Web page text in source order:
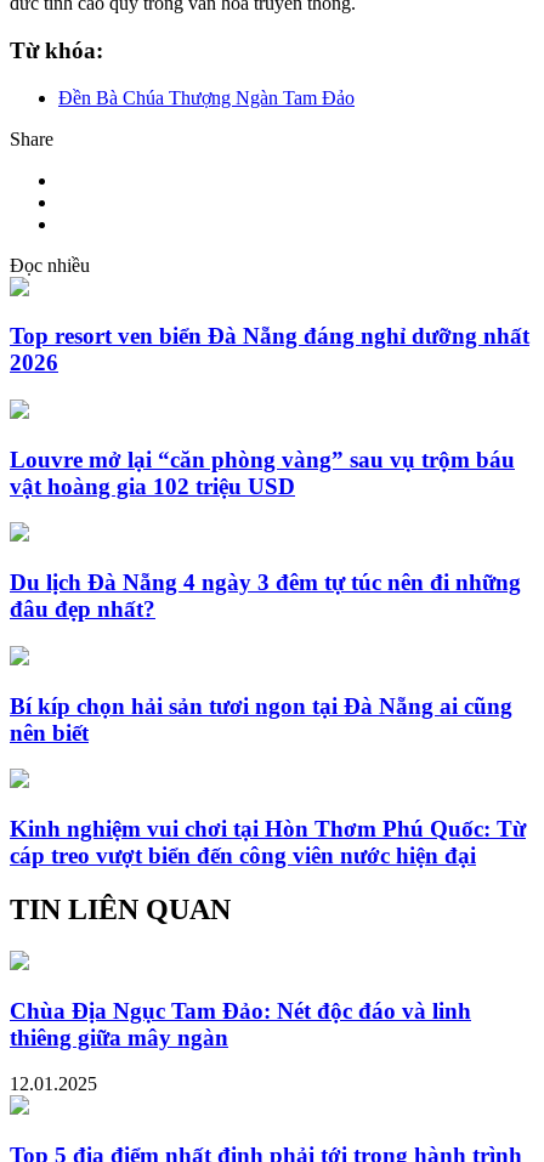
Từ khóa:
Đền Bà Chúa Thượng Ngàn Tam Đảo
Share
Đọc nhiều
Top resort ven biển Đà Nẵng đáng nghỉ dưỡng nhất
2026
Louvre mở lại “căn phòng vàng” sau vụ trộm báu
vật hoàng gia 102 triệu USD
Du lịch Đà Nẵng 4 ngày 3 đêm tự túc nên đi những
đâu đẹp nhất?
Bí kíp chọn hải sản tươi ngon tại Đà Nẵng ai cũng
nên biết
Kinh nghiệm vui chơi tại Hòn Thơm Phú Quốc: Từ
cáp treo vượt biển đến công viên nước hiện đại
TIN LIÊN QUAN
Chùa Địa Ngục Tam Đảo: Nét độc đáo và linh
thiêng giữa mây ngàn
12.01.2025
Top 5 địa điểm nhất định phải tới trong hành trình